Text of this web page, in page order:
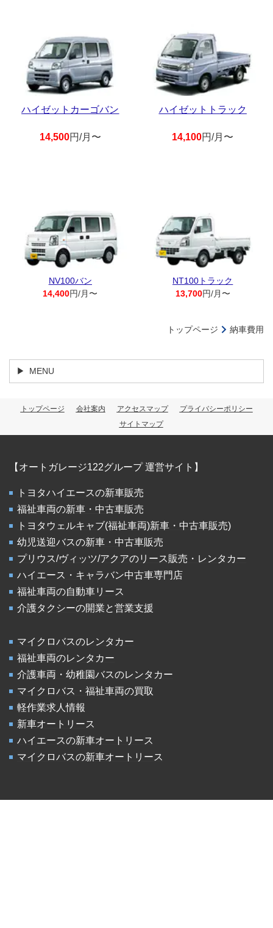
ハイゼットカーゴバン
14,500円/月〜
ハイゼットトラック
14,100円/月〜
NV100バン
14,400円/月〜
NT100トラック
13,700円/月〜
トップページ 納車費用
MENU
トップページ 会社案内 アクセスマップ
プライバシーポリシー
サイトマップ
【オートガレージ122グループ 運営サイト】
トヨタハイエースの新車販売
福祉車両の新車・中古車販売
トヨタウェルキャブ(福祉車両)新車・中古車販売)
幼児送迎バスの新車・中古車販売
プリウス/ヴィッツ/アクアのリース販売・レンタカー
ハイエース・キャラバン中古車専門店
福祉車両の自動車リース
介護タクシーの開業と営業支援
マイクロバスのレンタカー
福祉車両のレンタカー
介護車両・幼稚園バスのレンタカー
マイクロバス・福祉車両の買取
軽作業求人情報
新車オートリース
ハイエースの新車オートリース
マイクロバスの新車オートリース